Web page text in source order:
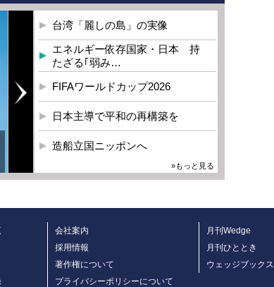
台湾「麗しの島」の実像
エネルギー依存国家・日本 持
たざる｢弱み…
FIFAワールドカップ2026
日本主導で平和の再構築を
造船立国ニッポンへ
»もっと見る
会社案内
採用情報
著作権について
プライバシーポリシーについて
月刊Wedge
月刊ひととき
ウェッジブックス